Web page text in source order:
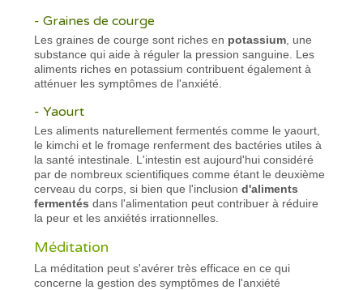
- Graines de courge
Les graines de courge sont riches en potassium , une
substance qui aide à réguler la pression sanguine. Les
aliments riches en potassium contribuent également à
atténuer les symptômes de l'anxiété.
- Yaourt
Les aliments naturellement fermentés comme le yaourt,
le kimchi et le fromage renferment des bactéries utiles à
la santé intestinale. L'intestin est aujourd'hui considéré
par de nombreux scientifiques comme étant le deuxième
cerveau du corps, si bien que l'inclusiond'aliments
fermentés dans l'alimentation peut contribuer à réduire
la peur et les anxiétés irrationnelles.
Méditation
La méditation peut s'avérer très efficace en ce qui
concerne la gestion des symptômes de l'anxiété